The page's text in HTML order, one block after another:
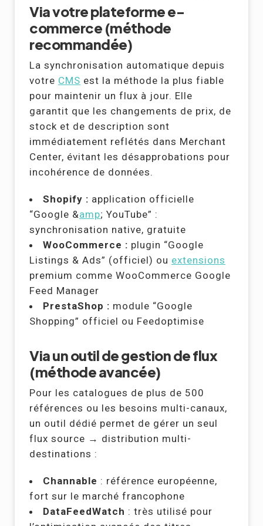
Via votre plateforme e-
commerce (méthode
recommandée)
La synchronisation automatique depuis
votre CMS est la méthode la plus fiable
pour maintenir un flux à jour. Elle
garantit que les changements de prix, de
stock et de description sont
immédiatement reflétés dans Merchant
Center, évitant les désapprobations pour
incohérence de données.
Shopify : application officielle
“Google &amp; YouTube” :
synchronisation native, gratuite
WooCommerce : plugin “Google
Listings & Ads” (officiel) ou extensions
premium comme WooCommerce Google
Feed Manager
PrestaShop : module “Google
Shopping” officiel ou Feedoptimise
Via un outil de gestion de flux
(méthode avancée)
Pour les catalogues de plus de 500
références ou les besoins multi-canaux,
un outil dédié permet de gérer un seul
flux source → distribution multi-
destinations :
Channable : référence européenne,
fort sur le marché francophone
DataFeedWatch : très utilisé pour